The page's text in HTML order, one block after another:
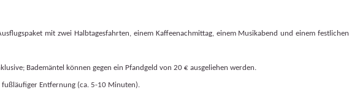
mit zwei Halbtagesfahrten, einem Kaffeenachmittag, einem Musikabend und einem festlichen
Bademäntel können gegen ein Pfandgeld von 20 € ausgeliehen werden.
Entfernung (ca. 5-10 Minuten).